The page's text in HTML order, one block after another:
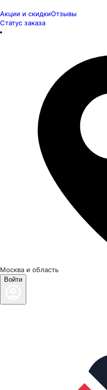
Акции и скидкиОтзывы
Статус заказа
Москва и область
Войти